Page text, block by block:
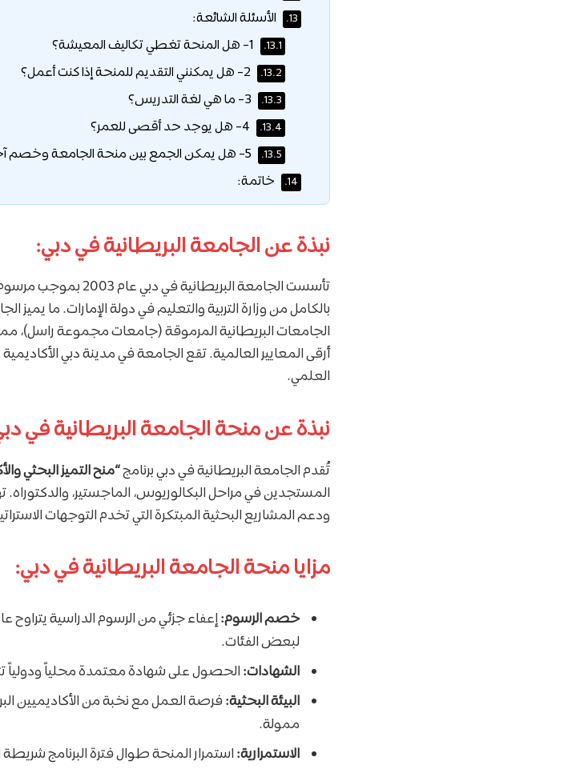
13. الأسئلة الشائعة:
13.1.
13.2.
13.3.
13.4.
13.5.
14. خاتمة:
نبذة عن الجامعة البريطانية في دبي:
تأسست الجامعة
بالكامل من وزارة التربية والتعليم في دولة الإمارات. ما
الجامعات البريطانية المرموقة (جامعات مجموعة راسل)، مما
أرقى المعايير العالمية. تقع الجامعة في مدينة دبي الأكاديمية
العلمي.
نبذة عن منحة الجامعة البريطانية في
تُقدم الجامعة البريطانية في دبي برنامج“منح التميز البحثي
المستجدين في مراحل البكالوريوس، الماجستير، والدكتوراه.
ودعم المشاريع البحثية المبتكرة التي تخدم التوجهات
مزايا منحة الجامعة البريطانية في دبي:
خصم الرسوم:إعفاء جزئي من الرسوم الدراسية يتراوح
لبعض الفئات.
الشهادات: الحصول على شهادة معتمدة محلياً ودولياً
البيئة البحثية:فرصة العمل مع نخبة من الأكاديميين
ممولة.
الاستمرارية: استمرار المنحة طوال فترة البرنامج